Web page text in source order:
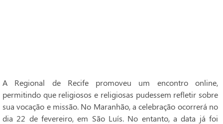
A Regional de Recife promoveu um encontro online,
permitindo que religiosos e religiosas pudessem refletir sobre
sua vocação e missão. No Maranhão, a celebração ocorrerá no
dia 22 de fevereiro, em São Luís. No entanto, a data já foi